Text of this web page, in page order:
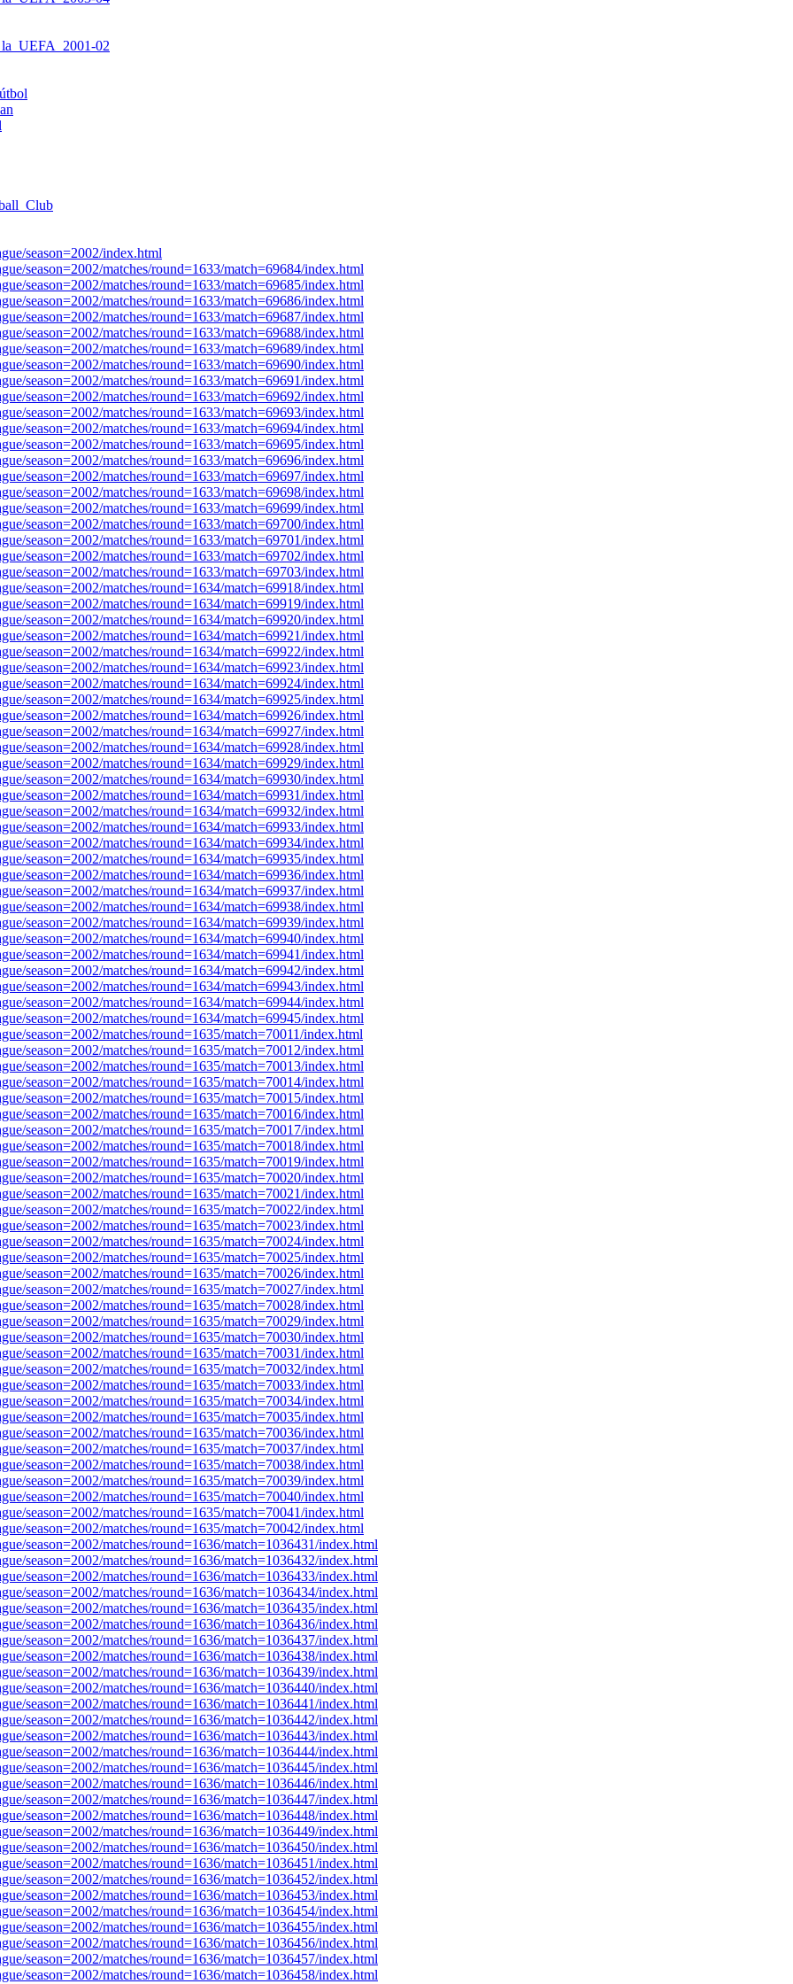
02
season=2002/index.html
season=2002/matches/round=1633/match=69684/index.html
season=2002/matches/round=1633/match=69685/index.html
season=2002/matches/round=1633/match=69686/index.html
season=2002/matches/round=1633/match=69687/index.html
season=2002/matches/round=1633/match=69688/index.html
season=2002/matches/round=1633/match=69689/index.html
season=2002/matches/round=1633/match=69690/index.html
season=2002/matches/round=1633/match=69691/index.html
season=2002/matches/round=1633/match=69692/index.html
season=2002/matches/round=1633/match=69693/index.html
season=2002/matches/round=1633/match=69694/index.html
season=2002/matches/round=1633/match=69695/index.html
season=2002/matches/round=1633/match=69696/index.html
season=2002/matches/round=1633/match=69697/index.html
season=2002/matches/round=1633/match=69698/index.html
season=2002/matches/round=1633/match=69699/index.html
season=2002/matches/round=1633/match=69700/index.html
season=2002/matches/round=1633/match=69701/index.html
season=2002/matches/round=1633/match=69702/index.html
season=2002/matches/round=1633/match=69703/index.html
season=2002/matches/round=1634/match=69918/index.html
season=2002/matches/round=1634/match=69919/index.html
season=2002/matches/round=1634/match=69920/index.html
season=2002/matches/round=1634/match=69921/index.html
season=2002/matches/round=1634/match=69922/index.html
season=2002/matches/round=1634/match=69923/index.html
season=2002/matches/round=1634/match=69924/index.html
season=2002/matches/round=1634/match=69925/index.html
season=2002/matches/round=1634/match=69926/index.html
season=2002/matches/round=1634/match=69927/index.html
season=2002/matches/round=1634/match=69928/index.html
season=2002/matches/round=1634/match=69929/index.html
season=2002/matches/round=1634/match=69930/index.html
season=2002/matches/round=1634/match=69931/index.html
season=2002/matches/round=1634/match=69932/index.html
season=2002/matches/round=1634/match=69933/index.html
season=2002/matches/round=1634/match=69934/index.html
season=2002/matches/round=1634/match=69935/index.html
season=2002/matches/round=1634/match=69936/index.html
season=2002/matches/round=1634/match=69937/index.html
season=2002/matches/round=1634/match=69938/index.html
season=2002/matches/round=1634/match=69939/index.html
season=2002/matches/round=1634/match=69940/index.html
season=2002/matches/round=1634/match=69941/index.html
season=2002/matches/round=1634/match=69942/index.html
season=2002/matches/round=1634/match=69943/index.html
season=2002/matches/round=1634/match=69944/index.html
season=2002/matches/round=1634/match=69945/index.html
season=2002/matches/round=1635/match=70011/index.html
season=2002/matches/round=1635/match=70012/index.html
season=2002/matches/round=1635/match=70013/index.html
season=2002/matches/round=1635/match=70014/index.html
season=2002/matches/round=1635/match=70015/index.html
season=2002/matches/round=1635/match=70016/index.html
season=2002/matches/round=1635/match=70017/index.html
season=2002/matches/round=1635/match=70018/index.html
season=2002/matches/round=1635/match=70019/index.html
season=2002/matches/round=1635/match=70020/index.html
season=2002/matches/round=1635/match=70021/index.html
season=2002/matches/round=1635/match=70022/index.html
season=2002/matches/round=1635/match=70023/index.html
season=2002/matches/round=1635/match=70024/index.html
season=2002/matches/round=1635/match=70025/index.html
season=2002/matches/round=1635/match=70026/index.html
season=2002/matches/round=1635/match=70027/index.html
season=2002/matches/round=1635/match=70028/index.html
season=2002/matches/round=1635/match=70029/index.html
season=2002/matches/round=1635/match=70030/index.html
season=2002/matches/round=1635/match=70031/index.html
season=2002/matches/round=1635/match=70032/index.html
season=2002/matches/round=1635/match=70033/index.html
season=2002/matches/round=1635/match=70034/index.html
season=2002/matches/round=1635/match=70035/index.html
season=2002/matches/round=1635/match=70036/index.html
season=2002/matches/round=1635/match=70037/index.html
season=2002/matches/round=1635/match=70038/index.html
season=2002/matches/round=1635/match=70039/index.html
season=2002/matches/round=1635/match=70040/index.html
season=2002/matches/round=1635/match=70041/index.html
season=2002/matches/round=1635/match=70042/index.html
season=2002/matches/round=1636/match=1036431/index.html
season=2002/matches/round=1636/match=1036432/index.html
season=2002/matches/round=1636/match=1036433/index.html
season=2002/matches/round=1636/match=1036434/index.html
season=2002/matches/round=1636/match=1036435/index.html
season=2002/matches/round=1636/match=1036436/index.html
season=2002/matches/round=1636/match=1036437/index.html
season=2002/matches/round=1636/match=1036438/index.html
season=2002/matches/round=1636/match=1036439/index.html
season=2002/matches/round=1636/match=1036440/index.html
season=2002/matches/round=1636/match=1036441/index.html
season=2002/matches/round=1636/match=1036442/index.html
season=2002/matches/round=1636/match=1036443/index.html
season=2002/matches/round=1636/match=1036444/index.html
season=2002/matches/round=1636/match=1036445/index.html
season=2002/matches/round=1636/match=1036446/index.html
season=2002/matches/round=1636/match=1036447/index.html
season=2002/matches/round=1636/match=1036448/index.html
season=2002/matches/round=1636/match=1036449/index.html
season=2002/matches/round=1636/match=1036450/index.html
season=2002/matches/round=1636/match=1036451/index.html
season=2002/matches/round=1636/match=1036452/index.html
season=2002/matches/round=1636/match=1036453/index.html
season=2002/matches/round=1636/match=1036454/index.html
season=2002/matches/round=1636/match=1036455/index.html
season=2002/matches/round=1636/match=1036456/index.html
season=2002/matches/round=1636/match=1036457/index.html
season=2002/matches/round=1636/match=1036458/index.html